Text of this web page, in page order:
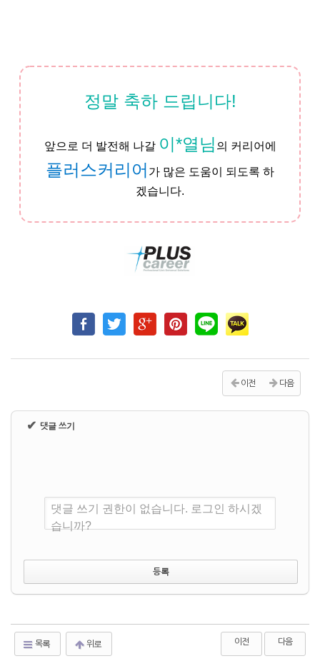
정말 축하 드립니다!
앞으로 더 발전해 나갈 이*열님 의 커리어에
플러스커리어 가 많은 도움이 되도록 하
겠습니다.
이전 다음
✔ 댓글 쓰기
댓글 쓰기 권한이 없습니다. 로그인 하시겠
습니까?
목록 위로 이전 다음